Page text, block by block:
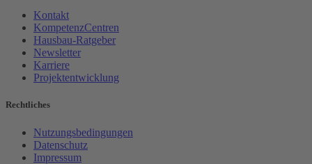
Kontakt
KompetenzCentren
Hausbau-Ratgeber
Newsletter
Karriere
Projektentwicklung
Rechtliches
Nutzungsbedingungen
Datenschutz
Impressum